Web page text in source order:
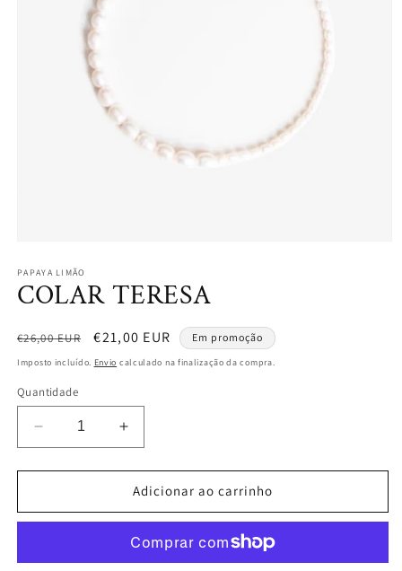
PAPAYA LIMÃO
COLAR TERESA
Preço
normal
€26,00 EUR
Preço
de
€21,00 EUR Em promoção
Imposto incluído. Envio calculado na finalização da compra.
Quantidade
Diminuir
a
quantidade
COLAR
Aumentar
a
quantidade
de
COLAR
Adicionar ao carrinho